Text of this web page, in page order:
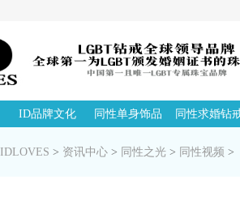
ID品牌文化 同性单身饰品 同性求婚钻
IDLOVES > 资讯中心 > 同性之光 > 同性视频 >